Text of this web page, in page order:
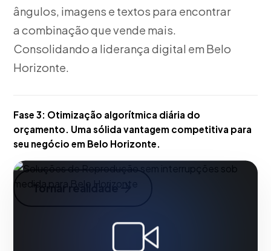
ângulos, imagens e textos para encontrar
a combinação que vende mais.
Consolidando a liderança digital em Belo
Horizonte.
Fase 3: Otimização algorítmica diária do
orçamento. Uma sólida vantagem competitiva para
seu negócio em Belo Horizonte.
Tornar realidade